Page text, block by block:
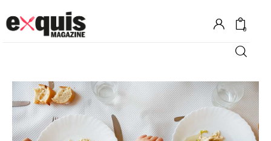
0
Hôtels
Gastronomie